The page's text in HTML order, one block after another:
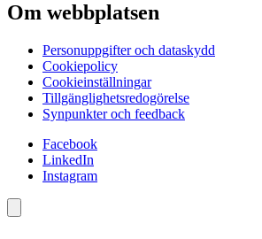
Om webbplatsen
Personuppgifter och dataskydd
Cookiepolicy
Cookieinställningar
Tillgänglighetsredogörelse
Synpunkter och feedback
Facebook
LinkedIn
Instagram